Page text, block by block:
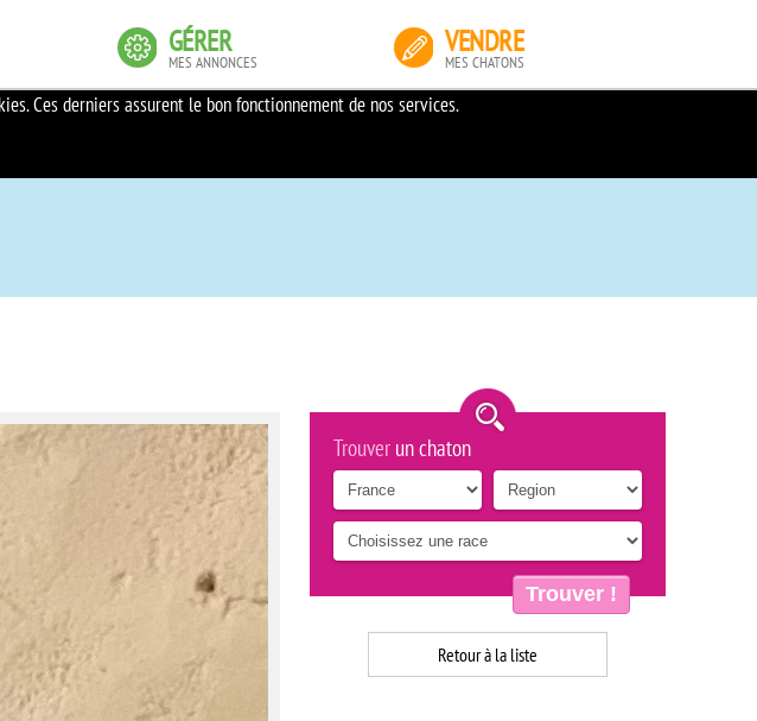
Ces derniers assurent le bon fonctionnement de nos services.
VENDRE
MES CHATONS
GÉRER
MES ANNONCES
Trouver un chaton
Trouver !
Retour à la liste